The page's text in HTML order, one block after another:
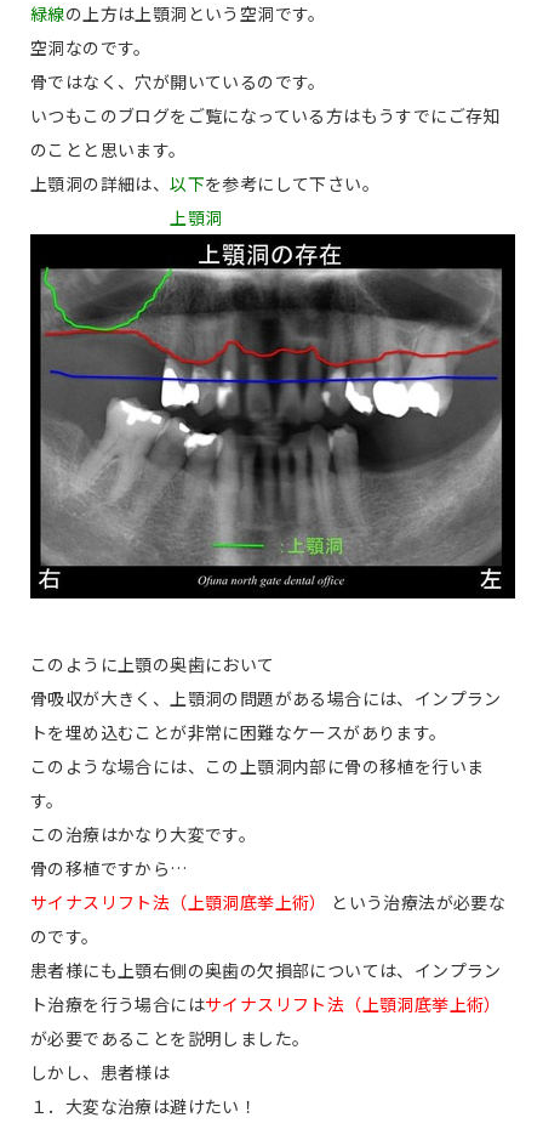
緑線の上方は上顎洞という空洞です。
空洞なのです。
骨ではなく、穴が開いているのです。
いつもこのブログをご覧になっている方はもうすでにご存知
のことと思います。
上顎洞の詳細は、以下を参考にして下さい。
上顎洞
このように上顎の奥歯において
骨吸収が大きく、上顎洞の問題がある場合には、インプラン
トを埋め込むことが非常に困難なケースがあります。
このような場合には、この上顎洞内部に骨の移植を行いま
す。
この治療はかなり大変です。
骨の移植ですから…
サイナスリフト法（上顎洞底挙上術）
という治療法が必要な
のです。
患者様にも上顎右側の奥歯の欠損部については、インプラン
ト治療を行う場合にはサイナスリフト法（上顎洞底挙上術）
が必要であることを説明しました。
しかし、患者様は
１．大変な治療は避けたい！